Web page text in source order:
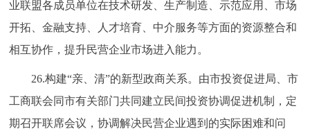
业联盟各成员单位在技术研发、生产制造、示范应用、市场
开拓、金融支持、人才培育、中介服务等方面的资源整合和
相互协作，提升民营企业市场进入能力。
26.构建“亲、清”的新型政商关系。由市投资促进局、市
工商联会同市有关部门共同建立民间投资协调促进机制，定
期召开联席会议，协调解决民营企业遇到的实际困难和问